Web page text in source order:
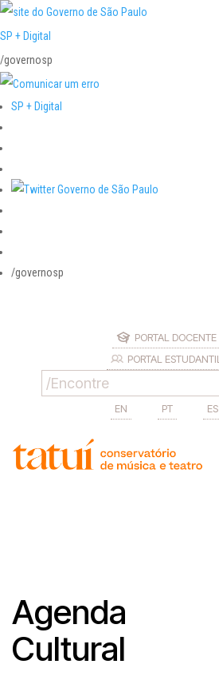
SP + Digital
/governosp
SP + Digital
/governosp
PORTAL DOCENTE
PORTAL ESTUDANTIL
EN PT ES
Agenda
Cultural